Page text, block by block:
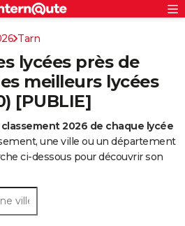
S'inscrire
Connexion
Tarn
lycées près de
meilleurs lycées
[PUBLIE]
classement 2026 de chaque lycée
une ville ou un département
ci-dessous pour découvrir son